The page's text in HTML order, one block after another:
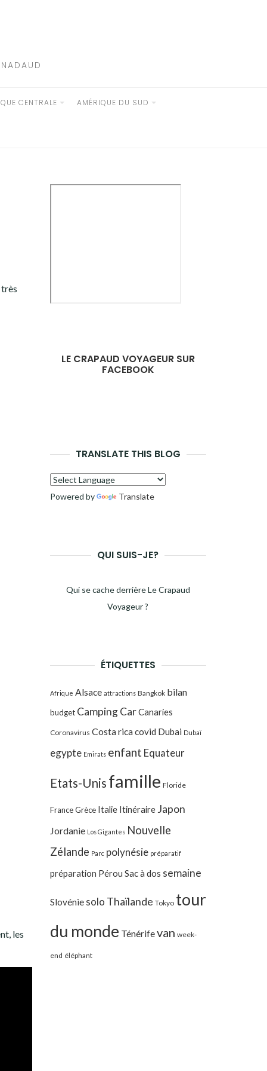
CENTRALE AMÉRIQUE DU SUD
les
LE CRAPAUD VOYAGEUR SUR
FACEBOOK
TRANSLATE THIS BLOG
Powered by Translate
QUI SUIS-JE?
Qui se cache derrière Le Crapaud
Voyageur ?
ÉTIQUETTES
Afrique Alsace attractions Bangkok bilan
budget Camping CarCanaries
Coronavirus Costa ricacovid Dubai Dubaï
egypte Emirats enfant Equateur
Etats-Unis famille Floride
France Grèce Italie Itinéraire Japon
Jordanie Los Gigantes Nouvelle
Zélande Parc polynésie préparatif
préparation Pérou Sac à dos semaine
Slovénie solo Thaïlande Tokyo tour
du monde Ténérifevan week-
end éléphant